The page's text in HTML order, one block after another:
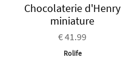
Chocolaterie d'Henry
miniature
€ 41.99
Rolife